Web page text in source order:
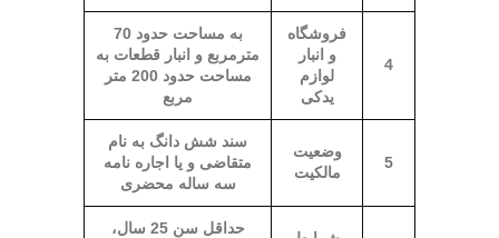
4
فروشگاه
و انبار
لوازم
یدکی
به مساحت حدود 70
مترمربع و انبار قطعات به
مساحت حدود 200 متر
مربع
5
وضعیت
مالکیت
سند شش دانگ به نام
متقاضی و یا اجاره نامه
سه ساله محضری
حداقل سن 25 سال،